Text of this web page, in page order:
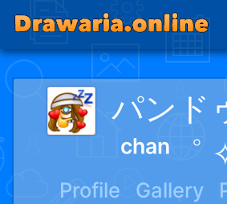
パンド
ᶜʰᵃⁿ゜
Profile Gallery